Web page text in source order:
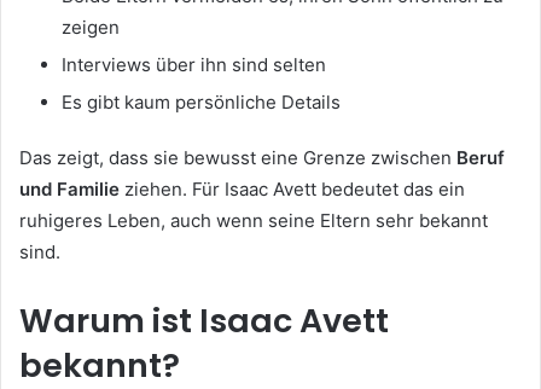
zeigen
Interviews über ihn sind selten
Es gibt kaum persönliche Details
Das zeigt, dass sie bewusst eine Grenze zwischen Beruf
und Familie ziehen. Für Isaac Avett bedeutet das ein
ruhigeres Leben, auch wenn seine Eltern sehr bekannt
sind.
Warum ist Isaac Avett
bekannt?